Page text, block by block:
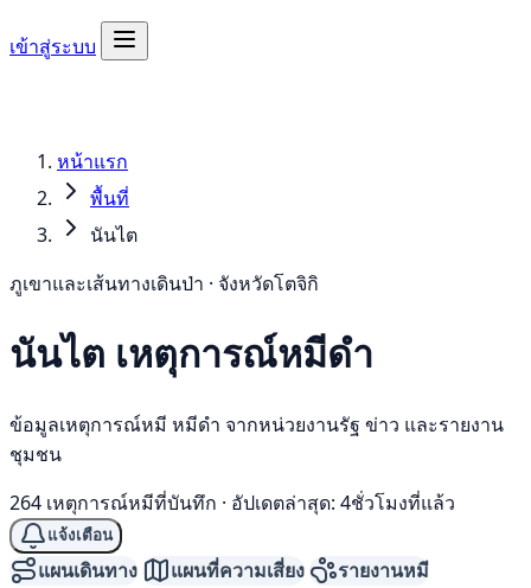
เข้าสู่ระบบ
หน้าแรก
พื้นที่
นันไต
ภูเขาและเส้นทางเดินป่า · จังหวัดโตจิกิ
นันไต เหตุการณ์หมีดำ
ข้อมูลเหตุการณ์หมี หมีดำ จากหน่วยงานรัฐ ข่าว และรายงาน
ชุมชน
264 เหตุการณ์หมีที่บันทึก · อัปเดตล่าสุด: 4ชั่วโมงที่แล้ว
แจ้งเตือน
แผนเดินทาง แผนที่ความเสี่ยง รายงานหมี